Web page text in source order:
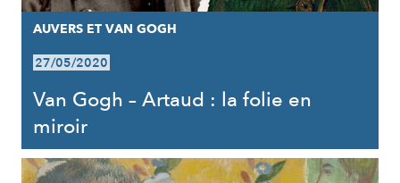
AUVERS ET VAN GOGH
27/05/2020
Van Gogh – Artaud : la folie en
miroir